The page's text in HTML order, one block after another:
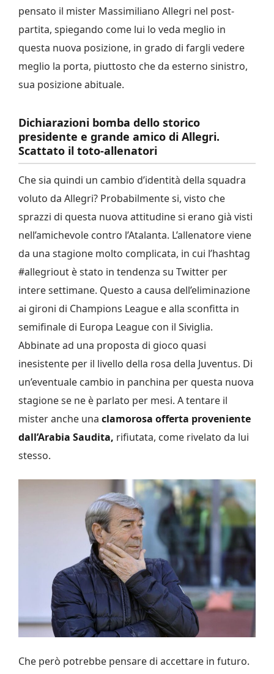
pensato il mister Massimiliano Allegri nel post-
partita, spiegando come lui lo veda meglio in
questa nuova posizione, in grado di fargli vedere
meglio la porta, piuttosto che da esterno sinistro,
sua posizione abituale.
Dichiarazioni bomba dello storico
presidente e grande amico di Allegri.
Scattato il toto-allenatori
Che sia quindi un cambio d’identità della squadra
voluto da Allegri? Probabilmente si, visto che
sprazzi di questa nuova attitudine si erano già visti
nell’amichevole contro l’Atalanta. L’allenatore viene
da una stagione molto complicata, in cui l’hashtag
#allegriout è stato in tendenza su Twitter per
intere settimane. Questo a causa dell’eliminazione
ai gironi di Champions League e alla sconfitta in
semifinale di Europa League con il Siviglia.
Abbinate ad una proposta di gioco quasi
inesistente per il livello della rosa della Juventus. Di
un’eventuale cambio in panchina per questa nuova
stagione se ne è parlato per mesi. A tentare il
mister anche una clamorosa offerta proveniente
dall’Arabia Saudita, rifiutata, come rivelato da lui
stesso.
Che però potrebbe pensare di accettare in futuro.